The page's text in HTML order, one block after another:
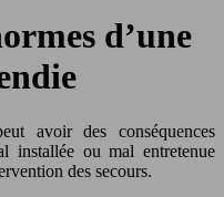
d’une
installée ou mal entretenue
des secours.